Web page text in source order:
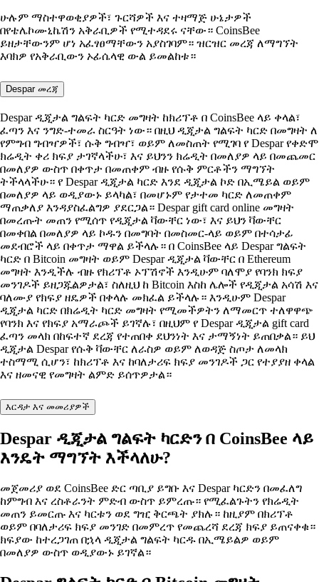
ሁሉም ማስተዋወቂያዎች፣ ጉርሻዎች እና ተዛማጅ ሁኔታዎች
በየቴሌኮሙኒኬሽን አቅራቢዎች የሚተዳደሩ ናቸው። CoinsBee
ይዘታቸውንም ሆነ አፈፃፀማቸውን አያስገባም። ዝርዝር መረጃ ለማግኘት
እባክዎ የአቅራቢውን ኦፊሴላዊ ውል ይመልከቱ።
Despar መረጃ
Despar ዲጂታል ግልፍት ካርድ መግዛት ከክሪፕቶ በ CoinsBee ላይ ቀላል፣
ፈጣን እና ንግድ-ተመራ ስርዓት ነው። በዚህ ዲጂታል ግልፍት ካርድ በመግዛት ለ
የምግብ ግብዣዎች፣ ሱቅ ግብዣ፣ ወይም ለመስጠት የሚገባ የ Despar የቀድሞ
ክሬዲት ቀሪ ክፍያ ታገኛላችሁ፣ እና ይህንን ክሬዲት በመለያዎ ላይ በመጨመር
በመለያዎ ውስጥ በቀጥታ በመጠቀም ብዙ የሱቅ ምርቶችን ማግኘት
ትችላላችሁ። የ Despar ዲጂታል ካርድ እንደ ዲጂታል ኮድ በኢሜይል ወይም
በመለያዎ ላይ ወዲያውኑ ይላካል፣ በመሆኑም የታተመ ካርድ ለመጠቀም
ማጠቃለያ እንዳያስፈልግዎ ያደርጋል። Despar gift card online መግዛት
በመረጡት መጠን የሚሰጥ የዲጂታል ቫውቸር ነው፣ እና ይህን ቫውቸር
በመቀበል በመለያዎ ላይ ኮዱን በመግባት በመስመር-ላይ ወይም በተሳታፊ
መደብሮች ላይ በቀጥታ ማዋል ይችላሉ። በ CoinsBee ላይ Despar ግልፍት
ካርድ በ Bitcoin መግዛት ወይም Despar ዲጂታል ቫውቸር በ Ethereum
መግዛት እንዲችሉ ብዙ የክሪፕቶ ኦፕሽኖች እንዲሁም ባለሞያ የባንክ ክፍያ
መንገዶች ይዘጋጁልዎታል፣ ስለዚህ ከ Bitcoin እስከ ሌሎች የዲጂታል አሳሽ እና
ባለሙያ የክፍያ ዘዴዎች በቀላሉ መክፈል ይችላሉ። እንዲሁም Despar
ዲጂታል ካርድ በክሬዲት ካርድ መግዛት የሚመችዎትን ለማመርጥ ተለዋዋጭ
የባንክ እና የክፍያ አማራጮች ይገኛሉ፣ በዚህም የ Despar ዲጂታል gift card
ፈጣን መላክ በከፍተኛ ደረጃ የተጠበቀ ደህንነት እና ታማኝነት ይጠበቃል። ይህ
ዲጂታል Despar የሱቅ ቫውቸር ለራስዎ ወይም ለወዳጅ ስጦታ ለመላክ
ተስማሚ ሲሆን፣ ከክሪፕቶ እና ከባለታሪፍ ክፍያ መንገዶች ጋር የተያያዘ ቀላል
እና ዘመናዊ የመግዛት ልምድ ይሰጥዎታል።
እርዳታ እና መመሪያዎች
Despar ዲጂታል ግልፍት ካርድን በ CoinsBee ላይ
እንዴት ማግኘት እችላለሁ?
መጀመሪያ ወደ CoinsBee ድር ጣቢያ ይግቡ እና Despar ካርድን በመፈለግ
ከምግብ እና ረስቶራንት ምድብ ውስጥ ይምረጡ። የሚፈልጉትን የክሬዲት
መጠን ይመርጡ እና ካርቱን ወደ ግዢ ቅርጫት ያክሉ። ከዚያም በክሪፕቶ
ወይም በባለታሪፍ ክፍያ መንገድ በመምረጥ የመጨረሻ ደረጃ ክፍያ ይጠናቀቁ።
ክፍያው ከተረጋገጠ በኋላ ዲጂታል ግልፍት ካርዱ በኢሜይልዎ ወይም
በመለያዎ ውስጥ ወዲያውኑ ይገኛል።